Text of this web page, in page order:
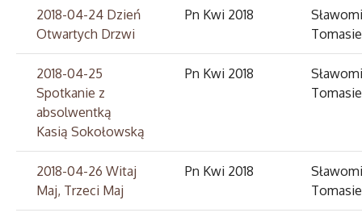
2018-04-24 Dzień
Otwartych Drzwi
Pn Kwi 2018
2018-04-25
Spotkanie z
absolwentką
Kasią Sokołowską
Pn Kwi 2018
2018-04-26 Witaj
Maj, Trzeci Maj
Pn Kwi 2018